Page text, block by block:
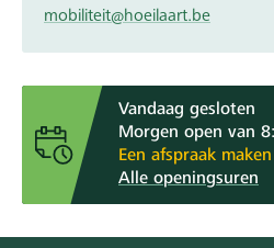
mobiliteit@hoeilaart.be
Vandaag gesloten
Morgen open van
Een afspraak
Alle openingsuren